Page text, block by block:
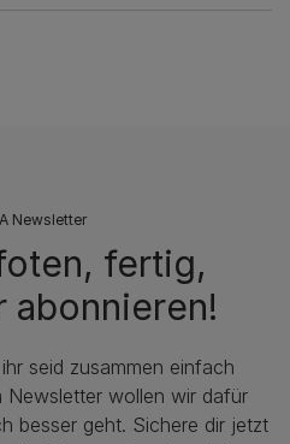
Newsletter
fertig,
abonnieren!
seid zusammen einfach
Newsletter wollen wir dafür
besser geht. Sichere dir jetzt